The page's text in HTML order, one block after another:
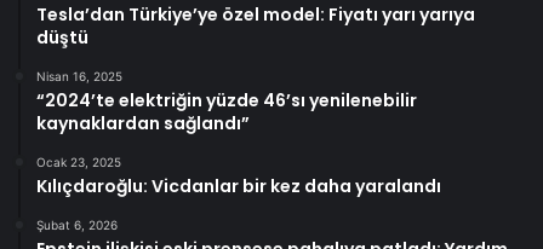
Tesla’dan Türkiye’ye özel model: Fiyatı yarı yarıya
düştü
Nisan 16, 2025
“2024’te elektriğin yüzde 46’sı yenilenebilir
kaynaklardan sağlandı”
Ocak 23, 2025
Kılıçdaroğlu: Vicdanlar bir kez daha yaralandı
Şubat 6, 2026